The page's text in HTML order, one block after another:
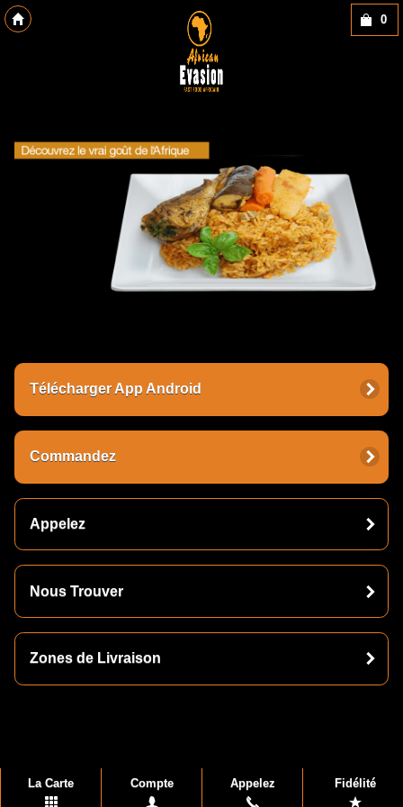
0
Télécharger App Android
Commandez
Appelez
Nous Trouver
Zones de Livraison
La Carte Compte Appelez Fidélité
Copyright des-click